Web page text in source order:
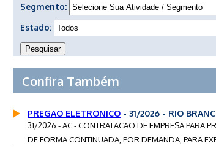
Segmento:
Estado:
Confira Também
PREGAO ELETRONICO - 31/2026 - RIO
31/2026 - AC - CONTRATACAO DE EMPRESA PARA
DE FORMA CONTINUADA, POR DEMANDA, PARA